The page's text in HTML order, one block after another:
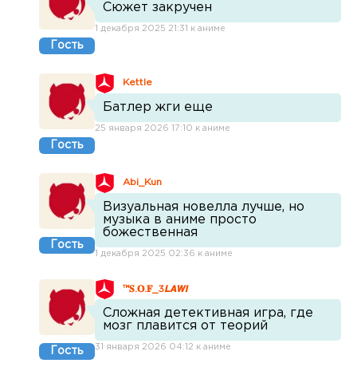
Гость
Сюжет закручен
1 декабря 2025 21:31 к аниме
Гость
Kettle
Батлер жги еще
25 января 2026 17:10 к аниме
Гость
Abi_Kun
Визуальная новелла лучше, но
музыка в аниме просто
божественная
1 декабря 2025 02:36 к аниме
Гость
™𝐒.𝐎.𝐅_3𝙇𝘼𝙒𝙄
Сложная детективная игра, где
мозг плавится от теорий
31 января 2026 04:12 к аниме